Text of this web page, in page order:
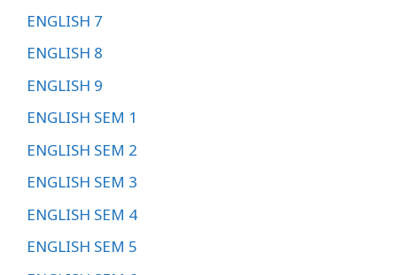
ENGLISH 7
ENGLISH 8
ENGLISH 9
ENGLISH SEM 1
ENGLISH SEM 2
ENGLISH SEM 3
ENGLISH SEM 4
ENGLISH SEM 5